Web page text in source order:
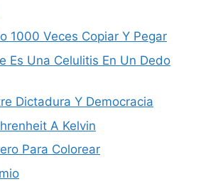
1000 Veces Copiar Y Pegar
Es Una Celulitis En Un Dedo
Dictadura Y Democracia
A Kelvin
Para Colorear